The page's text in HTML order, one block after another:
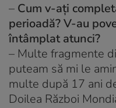
– Cum v-ați
perioadă? V-au
întâmplat atunci?
– Multe fragmente
puteam să mi le
multe după 17 ani
Doilea Război